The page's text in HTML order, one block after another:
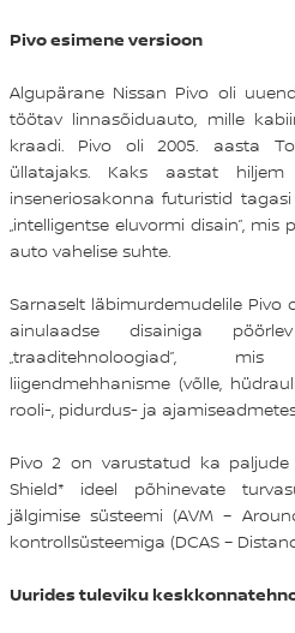
Pivo esimene versioon
Algupärane Nissan Pivo oli
töötav linnasõiduauto, mille
kraadi. Pivo oli 2005. aasta
üllatajaks. Kaks aastat
inseneriosakonna futuristid
„intelligentse eluvormi disain”,
auto vahelise suhte.
Sarnaselt läbimurdemudelile Pivo
ainulaadse disainiga
„traaditehnoloogiad”,
liigendmehhanisme (võlle,
rooli-, pidurdus- ja
Pivo 2 on varustatud ka paljude
Shield* ideel põhinevate
jälgimise süsteemi (AVM –
kontrollsüsteemiga (DCAS –
Uurides tuleviku